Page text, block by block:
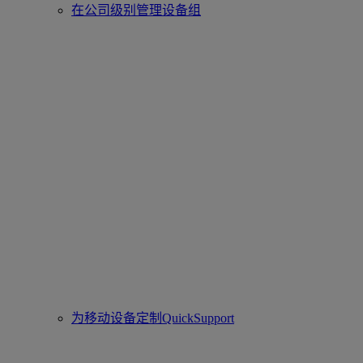
在公司级别管理设备组
为移动设备定制QuickSupport